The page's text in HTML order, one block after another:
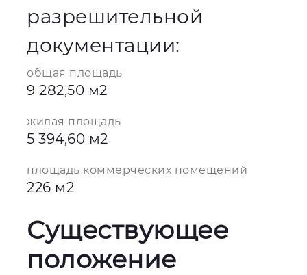
разрешительной
документации:
общая площадь
9 282,50 м2
жилая площадь
5 394,60 м2
площадь коммерческих помещений
226 м2
Существующее
положение